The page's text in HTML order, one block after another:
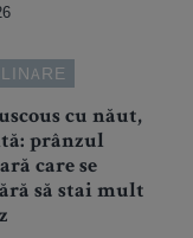
cu năut,
prânzul
care se
să stai mult